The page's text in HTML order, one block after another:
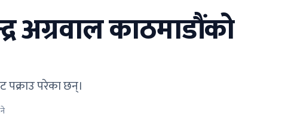
अग्रवाल काठमाडौंको
पक्राउ परेका छन्।